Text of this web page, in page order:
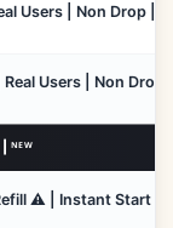
Users | Non Drop |
Users | Non
ᴺᴱᵂ
⚠️ | Instant Start |